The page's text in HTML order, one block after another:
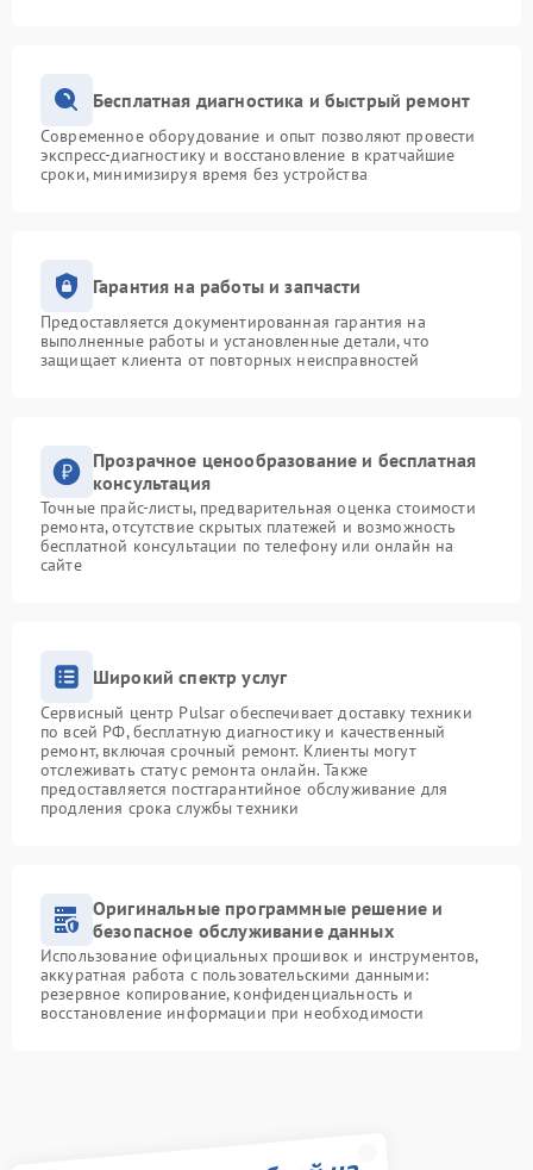
Бесплатная диагностика и быстрый ремонт
Современное оборудование и опыт позволяют провести
экспресс-диагностику и восстановление в кратчайшие
сроки, минимизируя время без устройства
Гарантия на работы и запчасти
Предоставляется документированная гарантия на
выполненные работы и установленные детали, что
защищает клиента от повторных неисправностей
Прозрачное ценообразование и бесплатная
консультация
Точные прайс-листы, предварительная оценка стоимости
ремонта, отсутствие скрытых платежей и возможность
бесплатной консультации по телефону или онлайн на
сайте
Широкий спектр услуг
Сервисный центр Pulsar обеспечивает доставку техники
по всей РФ, бесплатную диагностику и качественный
ремонт, включая срочный ремонт. Клиенты могут
отслеживать статус ремонта онлайн. Также
предоставляется постгарантийное обслуживание для
продления срока службы техники
Оригинальные программные решение и
безопасное обслуживание данных
Использование официальных прошивок и инструментов,
аккуратная работа с пользовательскими данными:
резервное копирование, конфиденциальность и
восстановление информации при необходимости